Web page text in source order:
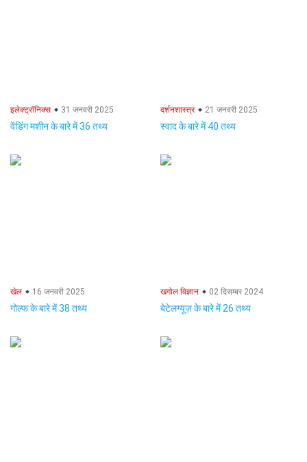
इलेक्ट्रॉनिक्स 31 जनवरी 2025
वेंडिंग मशीन के बारे में 36 तथ्य
दर्शनशास्त्र 21 जनवरी 2025
स्वाद के बारे में 40 तथ्य
खेल 16 जनवरी 2025
गोल्फ के बारे में 38 तथ्य
खगोल विज्ञान 02 दिसम्बर 2024
बेटेलग्यूज़ के बारे में 26 तथ्य